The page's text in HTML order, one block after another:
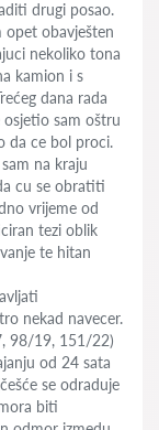
drugi posao.
opet obavješten
nekoliko tona
kamion i s
dana rada
sam oštru
da ce bol proci.
na kraju
cu se obratiti
vrijeme od
tezi oblik
te hitan
nekad navecer.
98/19, 151/22)
od 24 sata
se odraduje
biti